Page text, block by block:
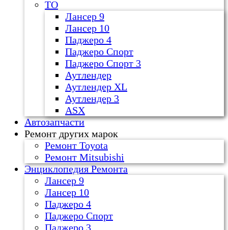
ТО
Лансер 9
Лансер 10
Паджеро 4
Паджеро Спорт
Паджеро Спорт 3
Аутлендер
Аутлендер ХL
Аутлендер 3
ASX
Автозапчасти
Ремонт других марок
Ремонт Toyota
Ремонт Mitsubishi
Энциклопедия Ремонта
Лансер 9
Лансер 10
Паджеро 4
Паджеро Спорт
Паджеро 3